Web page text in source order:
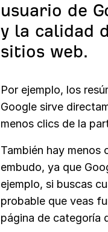
usuario de
y la calidad
sitios web.
Por ejemplo, los
Google sirve
menos clics de la
También hay menos
embudo, ya que
ejemplo, si buscas
probable que veas
página de categoría